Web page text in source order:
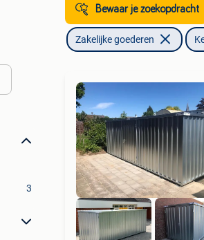
3
Bewaar je zoekopdracht
Zakelijke goederen